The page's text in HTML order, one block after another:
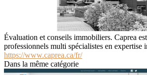
Évaluation et conseils immobiliers. Caprea
professionnels multi spécialistes en expertise
https://www.caprea.ca/fr/
Dans la même catégorie